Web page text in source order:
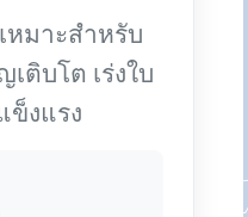
หมาะสำหรับ
ติบโต เร่งใบ
ข็งแรง